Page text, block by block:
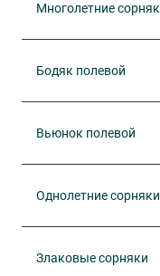
Многолетние
Бодяк полевой
Вьюнок полевой
Однолетние сорняки
Злаковые сорняки